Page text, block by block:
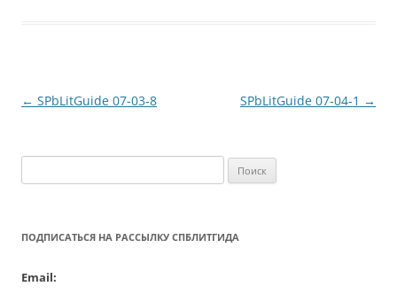
Навигация
← SPbLitGuide 07-03-8 SPbLitGuide 07-04-1 →
ПОДПИСАТЬСЯ НА РАССЫЛКУ СПБЛИТГИДА
Email: